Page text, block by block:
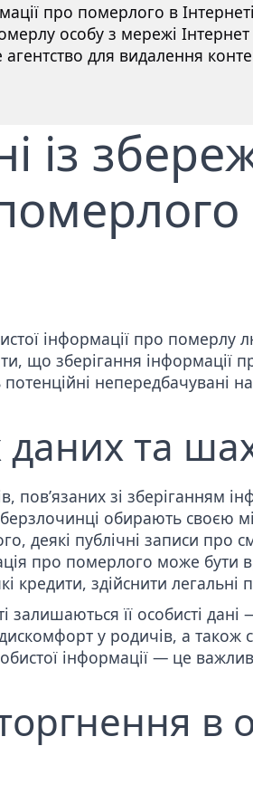
про померлого в Інтернеті
особу з мережі Інтернет
для видалення
із
інформації про
що зберігання інформації
непередбачувані
даних та
зі зберіганням
обирають своєю
деякі публічні записи про
про померлого може
кредити, здійснити легальні
залишаються її особисті
у родичів, а також
інформації — це
в